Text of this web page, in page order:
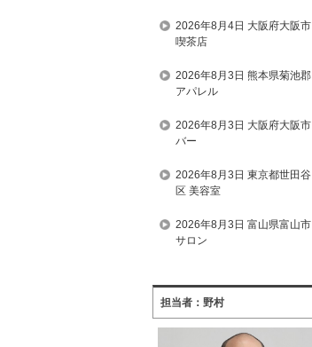
2026年8月4日 大阪府大阪市
喫茶店
2026年8月3日 熊本県菊池郡
アパレル
2026年8月3日 大阪府大阪市
バー
2026年8月3日 東京都世田谷
区 美容室
2026年8月3日 富山県富山市
サロン
担当者：野村